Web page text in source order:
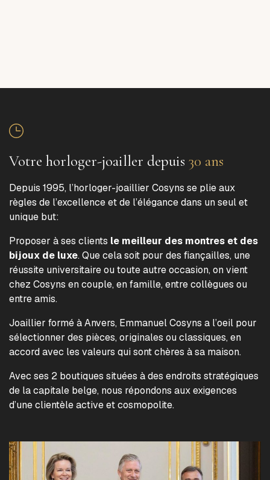
Votre horloger-joailler depuis 30 ans
Depuis 1995, l’horloger-joaillier Cosyns se plie aux
règles de l’excellence et de l’élégance dans un seul et
unique but:
Proposer à ses clients le meilleur des montres et des
bijoux de luxe. Que cela soit pour des fiançailles, une
réussite universitaire ou toute autre occasion, on vient
chez Cosyns en couple, en famille, entre collègues ou
entre amis.
Joaillier formé à Anvers, Emmanuel Cosyns a l’oeil pour
sélectionner des pièces, originales ou classiques, en
accord avec les valeurs qui sont chères à sa maison.
Avec ses 2 boutiques situées à des endroits stratégiques
de la capitale belge, nous répondons aux exigences
d’une clientèle active et cosmopolite.